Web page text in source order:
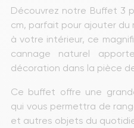
Découvrez notre Buffet 3
cm, parfait pour ajouter
à votre intérieur, ce
cannage naturel
décoration dans la pièce
Ce buffet offre une
qui vous permettra de
et autres objets du